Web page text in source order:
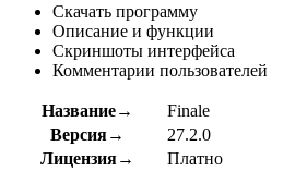
Скачать программу
Описание и функции
Скриншоты интерфейса
Комментарии пользователей
Название→
Finale
Версия→
27.2.0
Лицензия→
Платно